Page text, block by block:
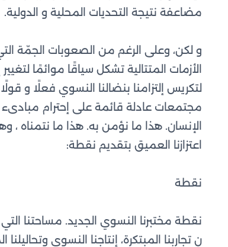
مضاعفة نتيجة التحديات المحلية و الدولية.
و لكن، وعلى الرغم من الصعوبات الجمّة
الأزمات المتتالية تشكل سياقًا موائمًا
لتكريس إلتزامنا بنضالنا النسوي فعلًا و
مجتمعات عادلة قائمة على إحترام
الإنسان. هذا ما نؤمن به. هذا ما نتمناه
اعتزازنا العميق بتقديم نقطة:
نقطة
نقطة مختبرنا النسوي الجديد. مساحتنا
ن تجاربنا المبتكرة، إنتاجنا النسوي